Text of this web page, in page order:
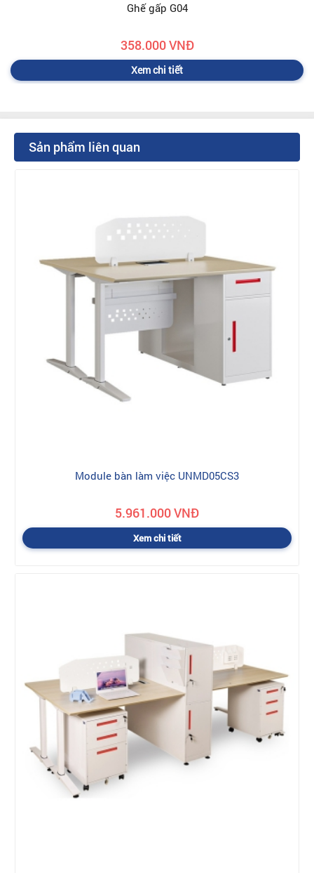
Ghế gấp G04
358.000 VNĐ
Xem chi tiết
Sản phẩm liên quan
Module bàn làm việc UNMD05CS3
5.961.000 VNĐ
Xem chi tiết